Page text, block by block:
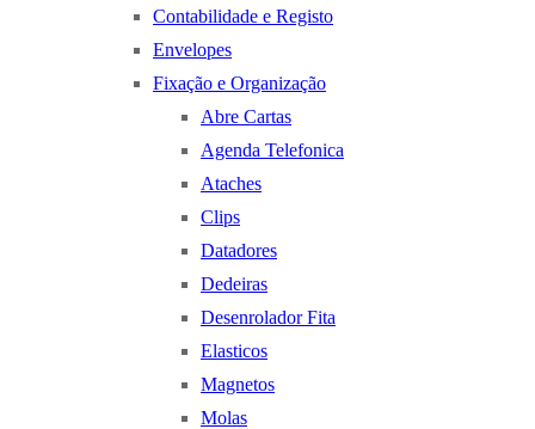
Contabilidade e Registo
Envelopes
Fixação e Organização
Abre Cartas
Agenda Telefonica
Ataches
Clips
Datadores
Dedeiras
Desenrolador Fita
Elasticos
Magnetos
Molas